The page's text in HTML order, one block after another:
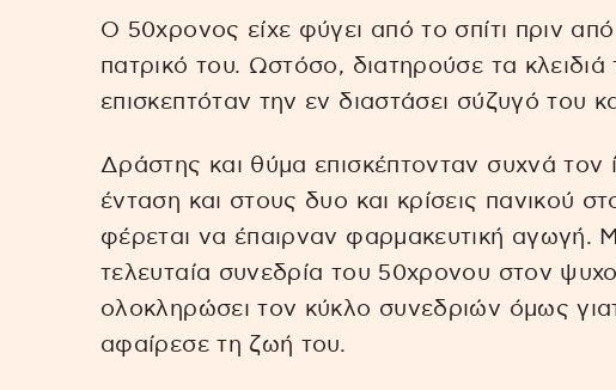
Ο 50χρονος είχε φύγει από το σπίτι πριν
πατρικό του. Ωστόσο, διατηρούσε τα κλειδιά
επισκεπτόταν την εν διαστάσει σύζυγό του
Δράστης και θύμα επισκέπτονταν συχνά τον
ένταση και στους δυο και κρίσεις πανικού
φέρεται να έπαιρναν φαρμακευτική αγωγή.
τελευταία συνεδρία του 50χρονου στον
ολοκληρώσει τον κύκλο συνεδριών όμως
αφαίρεσε τη ζωή του.